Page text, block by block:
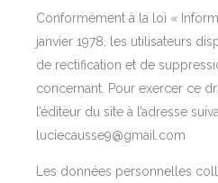
Conformément à la loi «
janvier 1978, les utilisateurs
de rectification et de
concernant. Pour exercer ce
l’éditeur du site à l’adresse
luciecausse9@gmail.com
Les données personnelles